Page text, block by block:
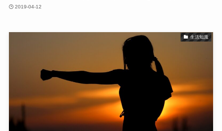
2019-04-12
生活知識